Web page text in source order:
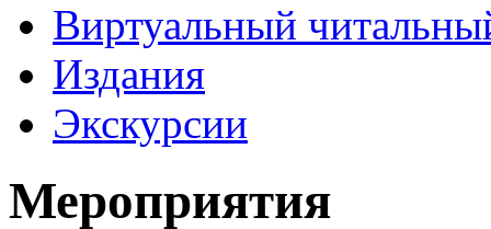
Виртуальный
Издания
Экскурсии
Мероприятия